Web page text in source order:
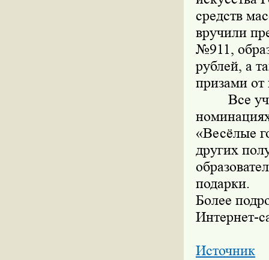
средств
вручили
№911,
рублей, а
призами
Все
«Весёлые
других
подарки.
Более
Интернет-
Источник